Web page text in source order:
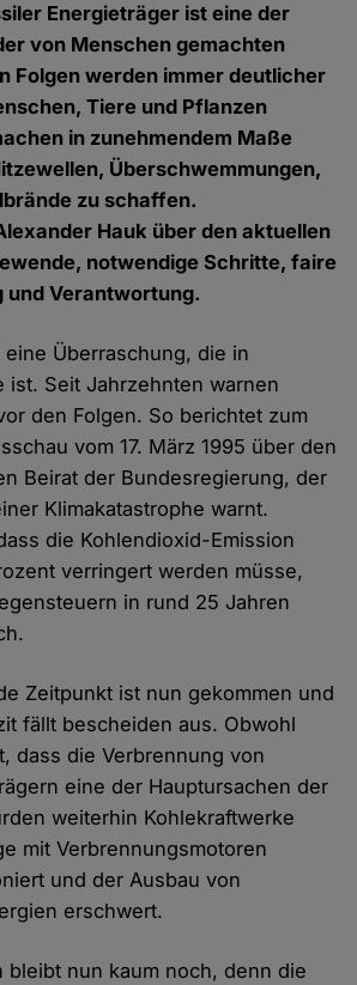
Energieträger ist eine der
von Menschen gemachten
Folgen werden immer deutlicher
Tiere und Pflanzen
in zunehmendem Maße
Überschwemmungen,
zu schaffen.
Hauk über den aktuellen
notwendige Schritte, faire
und Verantwortung.
eine Überraschung, die in
ist. Seit Jahrzehnten warnen
den Folgen. So berichtet zum
vom 17. März 1995 über den
Beirat der Bundesregierung, der
Klimakatastrophe warnt.
die Kohlendioxid-Emission
verringert werden müsse,
in rund 25 Jahren
Zeitpunkt ist nun gekommen und
fällt bescheiden aus. Obwohl
dass die Verbrennung von
eine der Hauptursachen der
weiterhin Kohlekraftwerke
mit Verbrennungsmotoren
und der Ausbau von
erschwert.
bleibt nun kaum noch, denn die